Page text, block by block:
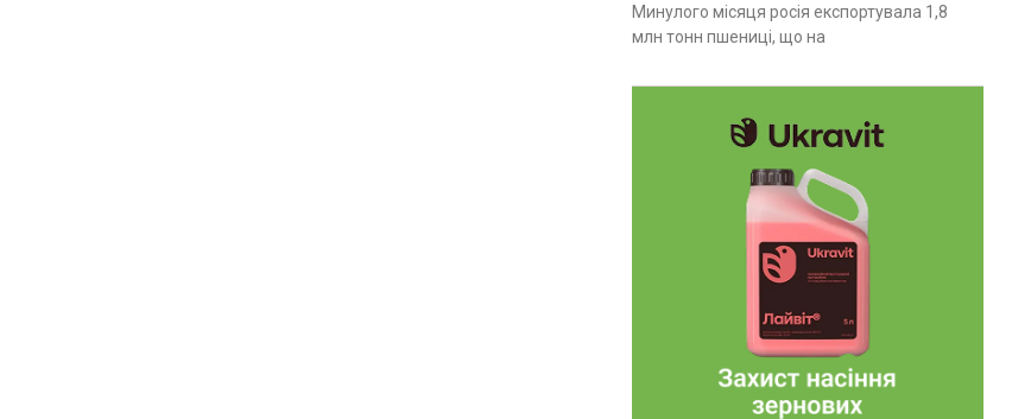
Минулого місяця росія експортувала 1,8
млн тонн пшениці, що на